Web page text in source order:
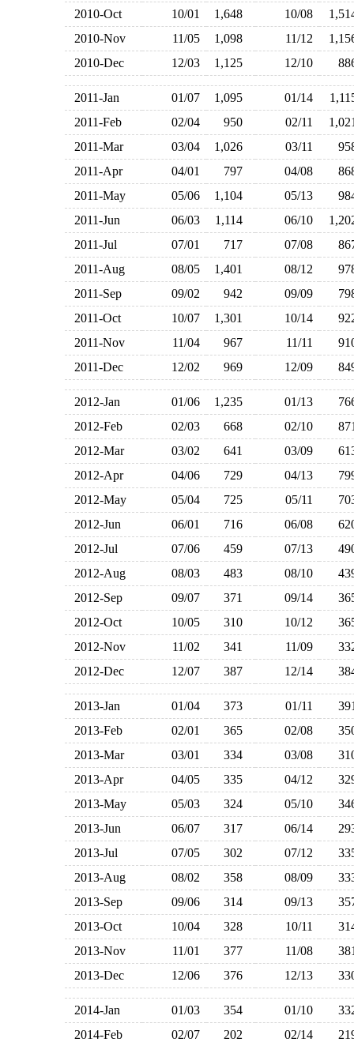
2010-Oct 10/01 1,648 10/08
2010-Nov
11/05 1,098 11/12
2010-Dec
12/03 1,125 12/10
2011-Jan 01/07 1,095 01/14
2011-Feb
02/04 950 02/11
2011-Mar
03/04 1,026 03/11
2011-Apr
04/01 797 04/08
2011-May
05/06 1,104 05/13
2011-Jun
06/03 1,114 06/10
2011-Jul
07/01 717 07/08
2011-Aug
08/05 1,401 08/12
2011-Sep
09/02 942 09/09
2011-Oct
10/07 1,301 10/14
2011-Nov
11/04 967 11/11
2011-Dec
12/02 969 12/09
2012-Jan 01/06 1,235 01/13
2012-Feb
02/03 668 02/10
2012-Mar
03/02 641 03/09
2012-Apr
04/06 729 04/13
2012-May
05/04 725 05/11
2012-Jun
06/01 716 06/08
2012-Jul
07/06 459 07/13
2012-Aug
08/03 483 08/10
2012-Sep
09/07 371 09/14
2012-Oct
10/05 310 10/12
2012-Nov
11/02 341 11/09
2012-Dec
12/07 387 12/14
2013-Jan 01/04 373 01/11
2013-Feb
02/01 365 02/08
2013-Mar
03/01 334 03/08
2013-Apr
04/05 335 04/12
2013-May
05/03 324 05/10
2013-Jun
06/07 317 06/14
2013-Jul
07/05 302 07/12
2013-Aug
08/02 358 08/09
2013-Sep
09/06 314 09/13
2013-Oct
10/04 328 10/11
2013-Nov
11/01 377 11/08
2013-Dec
12/06 376 12/13
2014-Jan 01/03 354 01/10
2014-Feb
02/07 202 02/14